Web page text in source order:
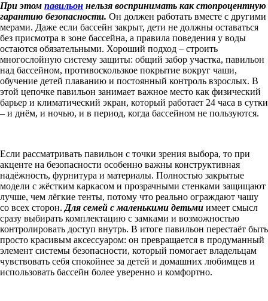
При этом павильон нельзя воспринимать как стопроцентную
гарантию безопасности. Он должен работать вместе с другими
мерами. Даже если бассейн закрыт, дети не должны оставаться
без присмотра в зоне бассейна, а правила поведения у воды
остаются обязательными. Хороший подход – строить
многослойную систему защиты: общий забор участка, павильон
над бассейном, противоскользкое покрытие вокруг чаши,
обучение детей плаванию и постоянный контроль взрослых. В
этой цепочке павильон занимает важное место как физический
барьер и климатический экран, который работает 24 часа в сутки
– и днём, и ночью, и в период, когда бассейном не пользуются.
Если рассматривать павильон с точки зрения выбора, то при
акценте на безопасности особенно важны конструктивная
надёжность, фурнитура и материалы. Полностью закрытые
модели с жёстким каркасом и прозрачными стенками защищают
лучше, чем лёгкие тенты, потому что реально ограждают чашу
со всех сторон. Для семей с маленькими детьми имеет смысл
сразу выбирать комплектацию с замками и возможностью
контролировать доступ внутрь. В итоге павильон перестаёт быть
просто красивым аксессуаром: он превращается в продуманный
элемент системы безопасности, который помогает владельцам
чувствовать себя спокойнее за детей и домашних любимцев и
использовать бассейн более уверенно и комфортно.